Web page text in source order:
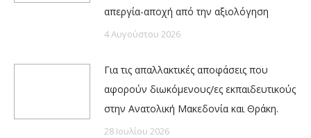
απεργία-αποχή από την αξιολόγηση
4 Αυγούστου 2026
Για τις απαλλακτικές αποφάσεις που
αφορούν διωκόμενους/ες εκπαιδευτικούς
στην Ανατολική Μακεδονία και Θράκη.
28 Ιουλίου 2026